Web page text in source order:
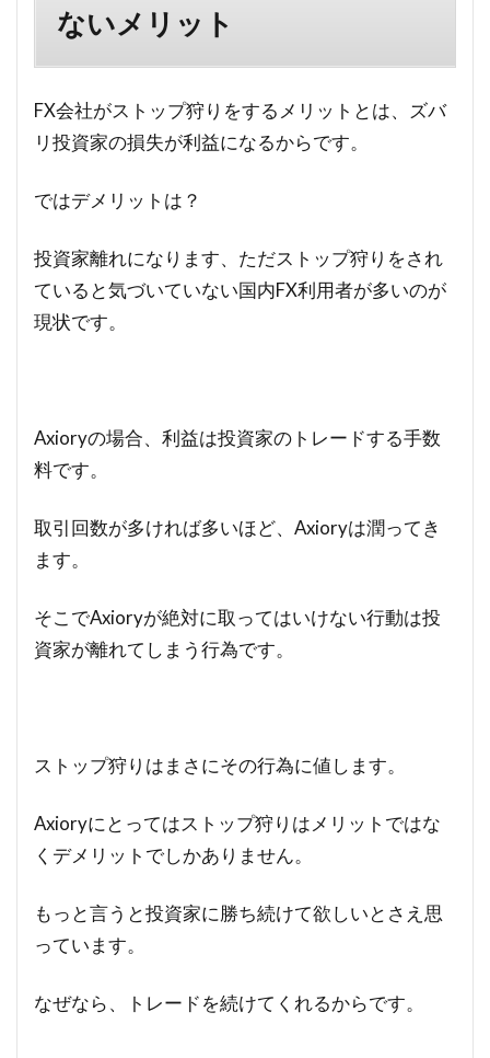
ないメリット
FX会社がストップ狩りをするメリットとは、ズバ
リ投資家の損失が利益になるからです。
ではデメリットは？
投資家離れになります、ただストップ狩りをされ
ていると気づいていない国内FX利用者が多いのが
現状です。
Axioryの場合、利益は投資家のトレードする手数
料です。
取引回数が多ければ多いほど、Axioryは潤ってき
ます。
そこでAxioryが絶対に取ってはいけない行動は投
資家が離れてしまう行為です。
ストップ狩りはまさにその行為に値します。
Axioryにとってはストップ狩りはメリットではな
くデメリットでしかありません。
もっと言うと投資家に勝ち続けて欲しいとさえ思
っています。
なぜなら、トレードを続けてくれるからです。